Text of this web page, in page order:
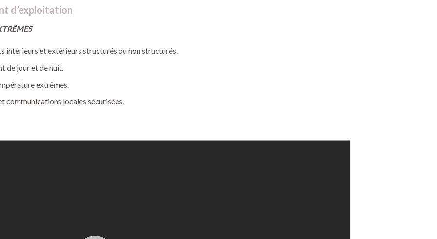
d’exploitation
intérieurs et extérieurs structurés ou non structurés.
de jour et de nuit.
extrêmes.
communications locales sécurisées.